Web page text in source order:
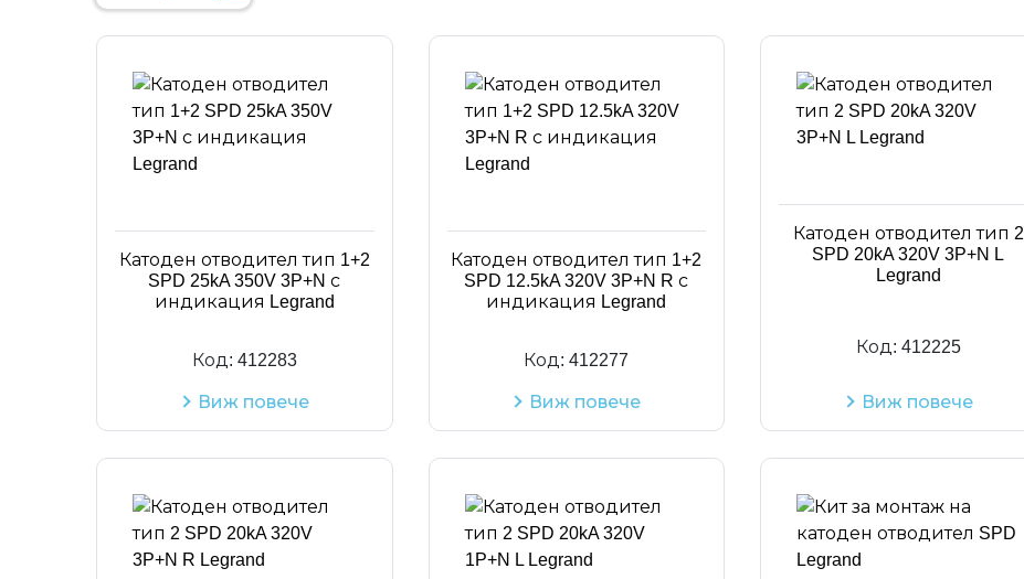
Катоден отводител тип 1+2
SPD 25kA 350V 3P+N с
индикация Legrand
Код: 412283
Виж повече
Катоден отводител тип 1+2
SPD 12.5kA 320V 3P+N R с
индикация Legrand
Код:412277
Виж повече
Катоден отводител тип 2
SPD 20kA 320V 3P+N L
Legrand
Код: 412225
Виж повече